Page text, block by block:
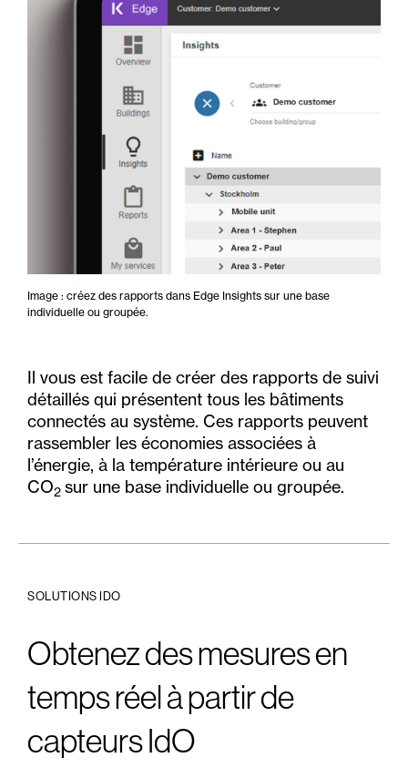
Image : créez des rapports dans Edge Insights sur une base
individuelle ou groupée.
Il vous est facile de créer des rapports de suivi
détaillés qui présentent tous les bâtiments
connectés au système. Ces rapports peuvent
rassembler les économies associées à
l’énergie, à la température intérieure ou au
CO2 sur une base individuelle ou groupée.
SOLUTIONS IDO
Obtenez des mesures en
temps réel à partir de
capteurs IdO